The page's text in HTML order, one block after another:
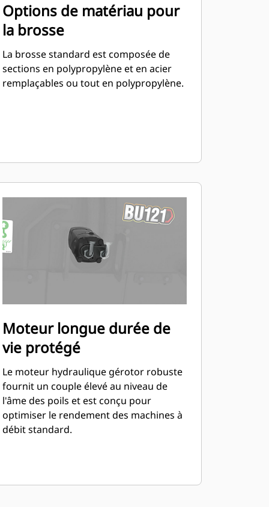
Options de matériau pour
la brosse
La brosse standard est composée de
sections en polypropylène et en acier
remplaçables ou tout en polypropylène.
Moteur longue durée de
vie protégé
Le moteur hydraulique gérotor robuste
fournit un couple élevé au niveau de
l'âme des poils et est conçu pour
optimiser le rendement des machines à
débit standard.